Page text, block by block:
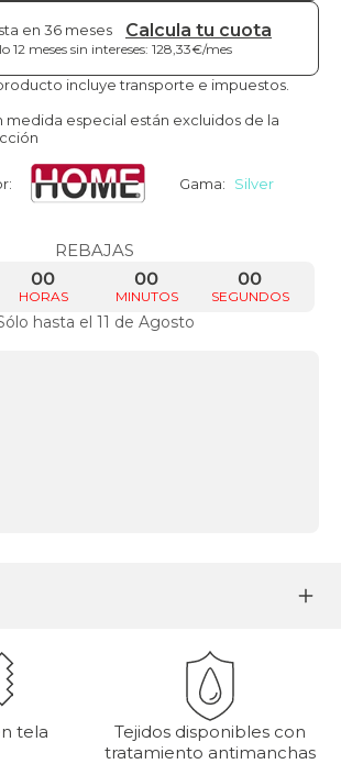
en 36 meses Calcula tu cuota
12 meses sin intereses: 128,33€/mes
incluye transporte e impuestos.
medida especial están excluidos de la
Gama: Silver
REBAJAS
HORAS
00
MINUTOS
00
SEGUNDOS
00
hasta el 11 de Agosto
tela
Tejidos disponibles con
tratamiento antimanchas